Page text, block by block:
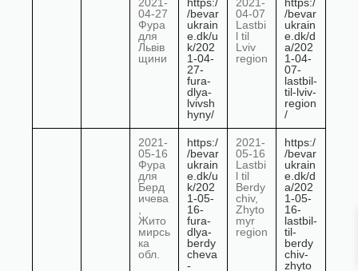
04-27
Фура
для
Львів
щини
/bevar
ukrain
e.dk/u
k/202
1-04-
27-
fura-
dlya-
lvivsh
hyny/
04-07
Lastbi
l til
Lviv
region
/bevar
ukrain
e.dk/d
a/202
1-04-
07-
lastbil-
til-lviv-
region
/
2021-
05-16
Фура
для
Берд
ичева
Жито
мирсь
ка
обл.
https:/
/bevar
ukrain
e.dk/u
k/202
1-05-
16-
fura-
dlya-
berdy
cheva
-
2021-
05-16
Lastbi
l til
Berdy
chiv,
Zhyto
myr
region
https:/
/bevar
ukrain
e.dk/d
a/202
1-05-
16-
lastbil-
til-
berdy
chiv-
zhyto